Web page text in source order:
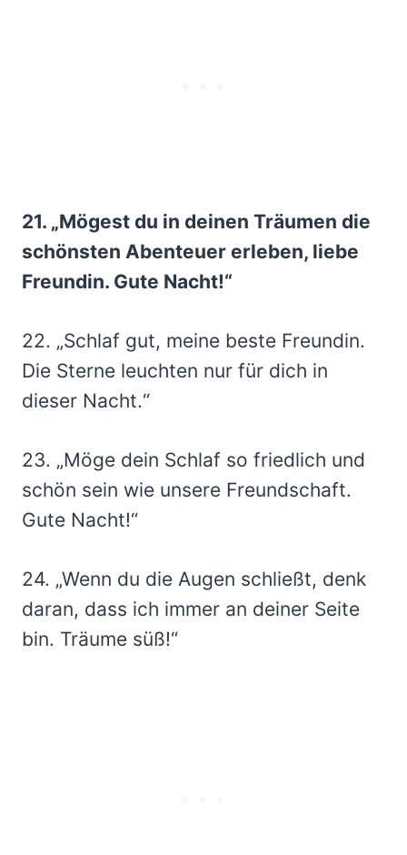
21. „Mögest du in deinen Träumen die
schönsten Abenteuer erleben, liebe
Freundin. Gute Nacht!“
22. „Schlaf gut, meine beste Freundin.
Die Sterne leuchten nur für dich in
dieser Nacht.“
23. „Möge dein Schlaf so friedlich und
schön sein wie unsere Freundschaft.
Gute Nacht!“
24. „Wenn du die Augen schließt, denk
daran, dass ich immer an deiner Seite
bin. Träume süß!“